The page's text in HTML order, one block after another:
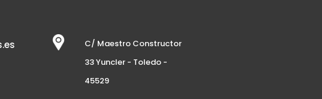
C/ Maestro Constructor
33 Yuncler - Toledo -
45529